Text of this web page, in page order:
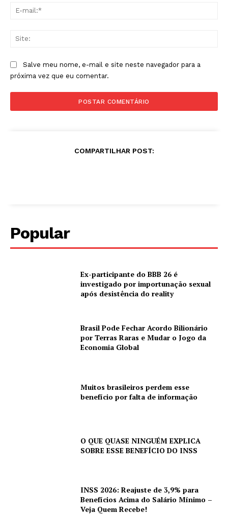
Salve meu nome, e-mail e site neste navegador para a
próxima vez que eu comentar.
COMPARTILHAR POST:
Popular
Ex-participante do BBB 26 é
investigado por importunação sexual
após desistência do reality
Brasil Pode Fechar Acordo Bilionário
por Terras Raras e Mudar o Jogo da
Economia Global
Muitos brasileiros perdem esse
benefício por falta de informação
O QUE QUASE NINGUÉM EXPLICA
SOBRE ESSE BENEFÍCIO DO INSS
INSS 2026: Reajuste de 3,9% para
Benefícios Acima do Salário Mínimo –
Veja Quem Recebe!